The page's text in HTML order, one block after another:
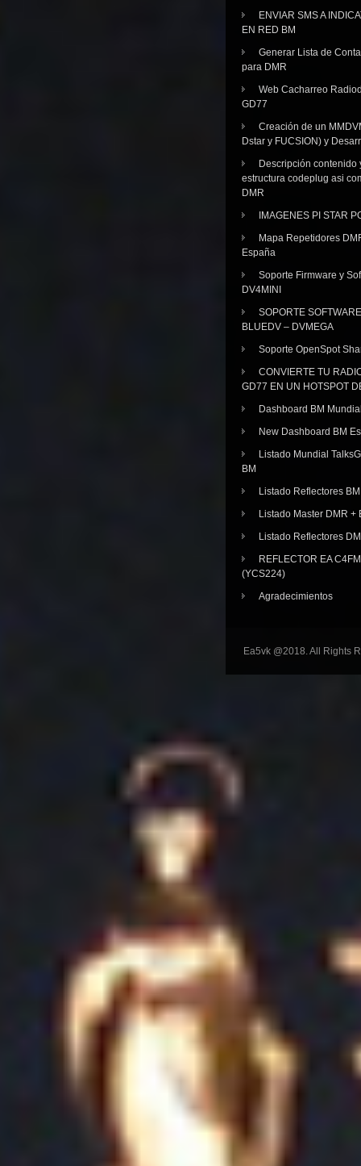
ENVIAR SMS A
EN RED BM
Generar Lista de
para DMR
Web Cacharreo
GD77
Creación de un
Dstar y FUCSION) y
Descripción contenido
estructura codeplug asi
DMR
IMAGENES PI STAR
Mapa Repetidores
España
Soporte Firmware y
DV4MINI
SOPORTE SOFTWARE
BLUEDV – DVMEGA
Soporte OpenSpot
CONVIERTE TU
GD77 EN UN HOTSPOT
Dashboard BM
New Dashboard BM
Listado Mundial
BM
Listado Reflectores BM
Listado Master DMR +
Listado Reflectores
REFLECTOR EA
(YCS224)
Agradecimientos
Ea5vk @2018. All Rights